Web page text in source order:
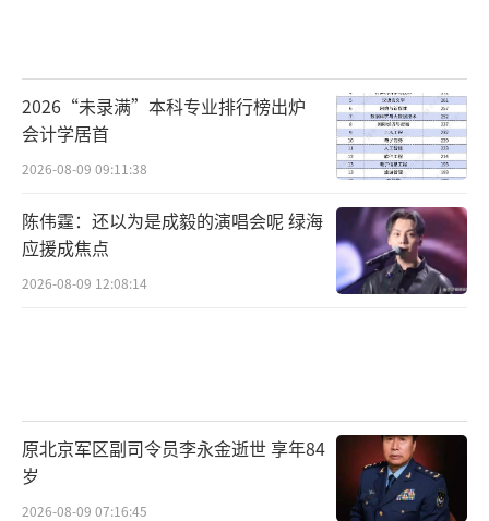
2026“未录满”本科专业排行榜出炉
会计学居首
2026-08-09 09:11:38
陈伟霆：还以为是成毅的演唱会呢 绿海
应援成焦点
2026-08-09 12:08:14
原北京军区副司令员李永金逝世 享年84
岁
2026-08-09 07:16:45